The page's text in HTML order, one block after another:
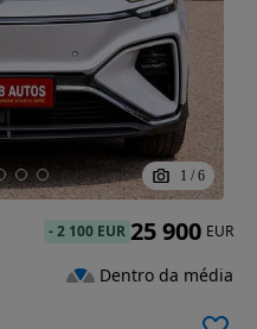
1 / 6
-2 100 EUR 25 900 EUR
Dentro da média